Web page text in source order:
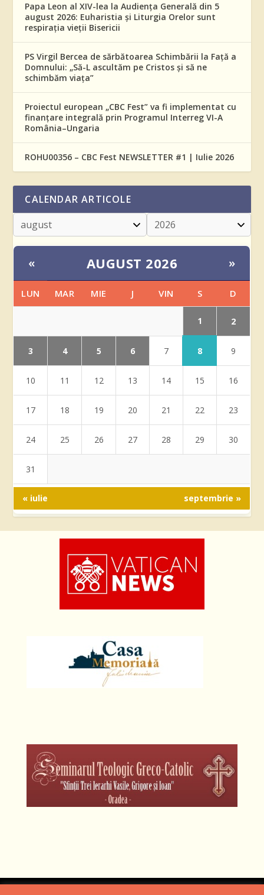
Papa Leon al XIV-lea la Audiența Generală din 5
august 2026: Euharistia și Liturgia Orelor sunt
respirația vieții Bisericii
PS Virgil Bercea de sărbătoarea Schimbării la Față a
Domnului: „Să-L ascultăm pe Cristos și să ne
schimbăm viața”
Proiectul european „CBC Fest” va fi implementat cu
finanțare integrală prin Programul Interreg VI-A
România–Ungaria
ROHU00356 – CBC Fest NEWSLETTER #1 | Iulie 2026
CALENDAR ARTICOLE
« AUGUST 2026 »
LUN MAR MIE J VIN S D
1 2
3 4 5 6 7 8 9
10 11 12 13 14 15 16
17 18 19 20 21 22 23
24 25 26 27 28 29 30
31
« iulie septembrie »